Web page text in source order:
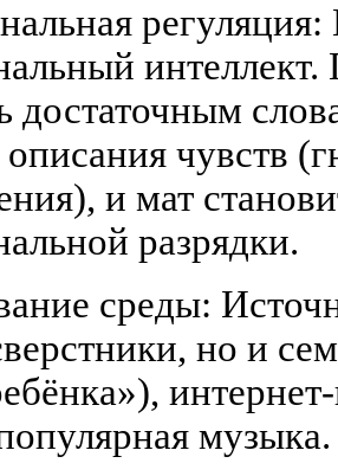
регуляция:
достаточным
чувств
и мат
разрядки.
среды:
но и
музыка.